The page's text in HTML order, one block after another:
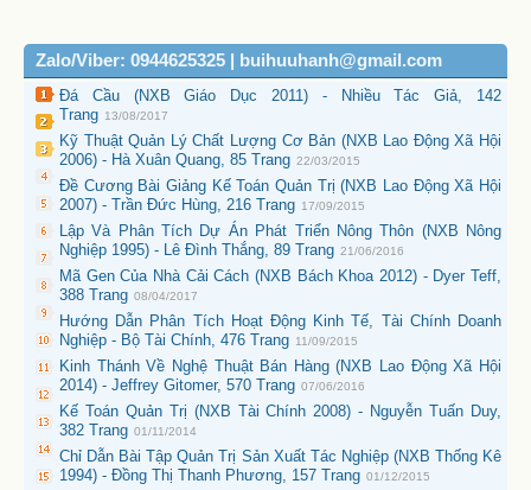
Zalo/Viber: 0944625325 | buihuuhanh@gmail.com
Đá Cầu (NXB Giáo Dục 2011) - Nhiều Tác Giả, 142
Trang 13/08/2017
Kỹ Thuật Quản Lý Chất Lượng Cơ Bản (NXB Lao Động Xã Hội
2006) - Hà Xuân Quang, 85 Trang 22/03/2015
Đề Cương Bài Giảng Kế Toán Quản Trị (NXB Lao Động Xã Hội
2007) - Trần Đức Hùng, 216 Trang 17/09/2015
Lập Và Phân Tích Dự Án Phát Triển Nông Thôn (NXB Nông
Nghiệp 1995) - Lê Đình Thắng, 89 Trang 21/06/2016
Mã Gen Của Nhà Cải Cách (NXB Bách Khoa 2012) - Dyer Teff,
388 Trang 08/04/2017
Hướng Dẫn Phân Tích Hoạt Động Kinh Tế, Tài Chính Doanh
Nghiệp - Bộ Tài Chính, 476 Trang 11/09/2015
Kinh Thánh Về Nghệ Thuật Bán Hàng (NXB Lao Động Xã Hội
2014) - Jeffrey Gitomer, 570 Trang 07/06/2016
Kế Toán Quản Trị (NXB Tài Chính 2008) - Nguyễn Tuấn Duy,
382 Trang 01/11/2014
Chỉ Dẫn Bài Tập Quản Trị Sản Xuất Tác Nghiệp (NXB Thống Kê
1994) - Đồng Thị Thanh Phương, 157 Trang 01/12/2015